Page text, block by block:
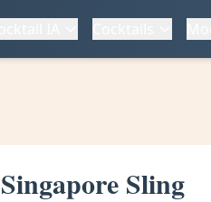
Singapore Sling